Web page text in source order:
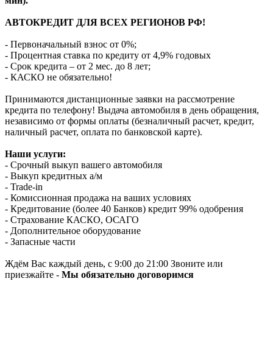
АВТОКРЕДИТ ДЛЯ ВСЕХ РЕГИОНОВ РФ!
- Первоначальный взнос от 0%;
- Процентная ставка по кредиту от 4,9% годовых
- Срок кредита – от 2 мес. до 8 лет;
- КАСКО не обязательно!
Принимаются дистанционные заявки на рассмотрение
кредита по телефону! Выдача автомобиля в день обращения,
независимо от формы оплаты (безналичный расчет, кредит,
наличный расчет, оплата по банковской карте).
Наши услуги:
- Срочный выкуп вашего автомобиля
- Выкуп кредитных а/м
- Trade-in
- Комиссионная продажа на ваших условиях
- Кредитование (более 40 Банков) кредит 99% одобрения
- Страхование КАСКО, ОСАГО
- Дополнительное оборудование
- Запасные части
Ждём Вас каждый день, с 9:00 до 21:00 Звоните или
приезжайте - Мы обязательно договоримся